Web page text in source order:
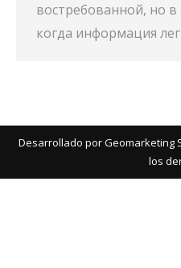
востребованной, но
когда информация
Desarrollado por Geomarketing
los